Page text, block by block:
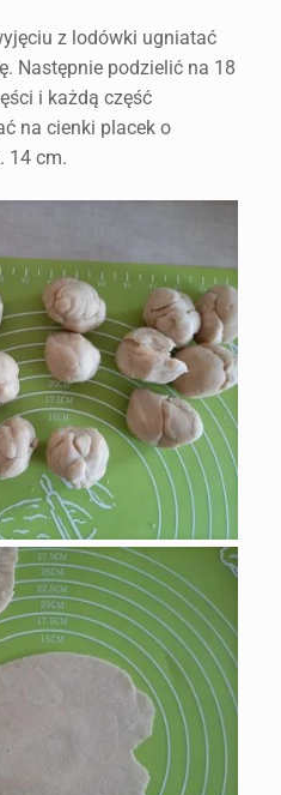
z lodówki ugniatać
Następnie podzielić na 18
i każdą część
na cienki placek o
14 cm.